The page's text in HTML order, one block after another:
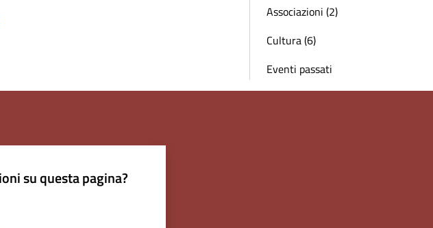
Associazioni (2)
Cultura (6)
Eventi passati
su questa pagina?